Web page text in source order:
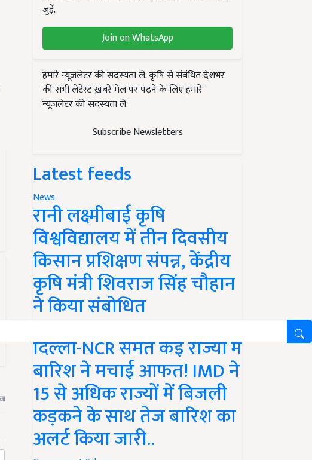
जुड़ें.
Join on WhatsApp
हमारे न्यूज़लेटर की सदस्यता लें. कृषि से संबंधित देशभर
की सभी लेटेस्ट ख़बरें मेल पर पढ़ने के लिए हमारे
न्यूज़लेटर की सदस्यता लें.
Subscribe Newsletters
Latest feeds
News
रानी लक्ष्मीबाई कृषि
विश्वविद्यालय में तीन दिवसीय
किसान प्रशिक्षण संपन्न, केंद्रीय
कृषि मंत्री शिवराज सिंह चौहान
ने किया संबोधित
दिल्ली-NCR समेत कई राज्यों में
बारिश ने मचाई आफत! IMD ने
15 से अधिक राज्यों में बिजली
कड़कने के साथ तेज बारिश का
अलर्ट किया जारी..